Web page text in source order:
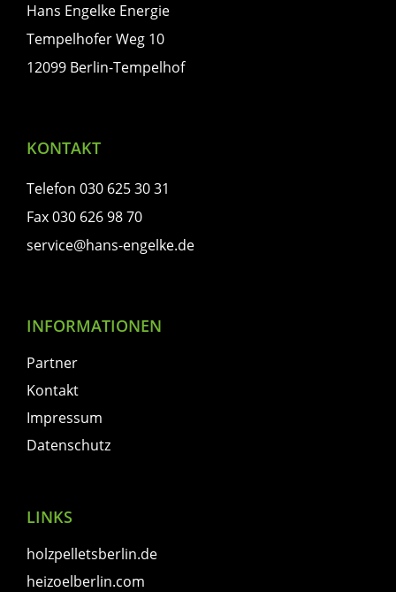
Hans Engelke Energie
Tempelhofer Weg 10
12099 Berlin-Tempelhof
KONTAKT
Telefon 030 625 30 31
Fax 030 626 98 70
service@hans-engelke.de
INFORMATIONEN
Partner
Kontakt
Impressum
Datenschutz
LINKS
holzpelletsberlin.de
heizoelberlin.com